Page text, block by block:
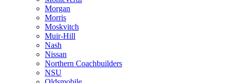
Morgan
Morris
Moskvitch
Muir-Hill
Nash
Nissan
Northern Coachbuilders
NSU